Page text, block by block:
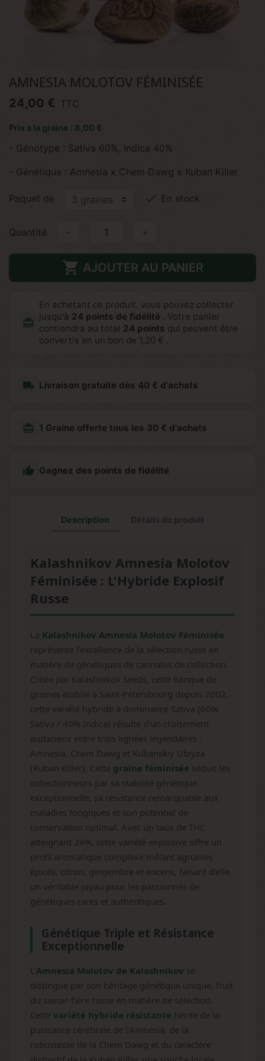
AMNESIA MOLOTOV FÉMINISÉE
24,00 € TTC
Prix a la graine : 8,00 €
- Génotype : Sativa 60%, Indica 40%
- Génétique : Amnesia x Chem Dawg x Kuban Killer
Paquet de  En stock
Quantité +
 AJOUTER AU PANIER
redeem
En achetant ce produit, vous pouvez collecter
jusqu'à 24 points de fidélité . Votre panier
contiendra au total 24 points qui peuvent être
convertis en un bon de 1,20 € .
local_shipping Livraison gratuite dès 40 € d'achats
redeem 1 Graine offerte tous les 30 € d'achats
 Gagnez des points de fidélité
Description
Kalashnikov Amnesia Molotov
Féminisée : L'Hybride Explosif
Russe
La Kalashnikov Amnesia Molotov Féminisée
représente l'excellence de la sélection russe en
matière de génétiques de cannabis de collection.
Créée par Kalashnikov Seeds, cette banque de
graines établie à Saint-Pétersbourg depuis 2002,
cette variété hybride à dominance Sativa (60%
Sativa / 40% Indica) résulte d'un croisement
audacieux entre trois lignées légendaires :
Amnesia, Chem Dawg et Kubanskiy Ubiyza
(Kuban Killer). Cette graine féminisée séduit les
collectionneurs par sa stabilité génétique
exceptionnelle, sa résistance remarquable aux
maladies fongiques et son potentiel de
conservation optimal. Avec un taux de THC
atteignant 24%, cette variété explosive offre un
profil aromatique complexe mêlant agrumes
épicés, citron, gingembre et encens, faisant d'elle
un véritable joyau pour les passionnés de
génétiques rares et authentiques.
Génétique Triple et Résistance
Exceptionnelle
L'Amnesia Molotov de Kalashnikov se
distingue par son héritage génétique unique, fruit
du savoir-faire russe en matière de sélection.
Cette variété hybride résistante hérite de la
puissance cérébrale de l'Amnesia, de la
robustesse de la Chem Dawg et du caractère